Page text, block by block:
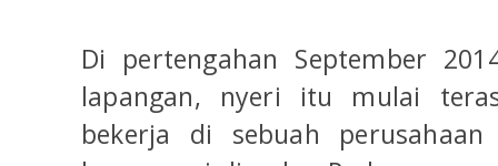
Di pertengahan September
lapangan, nyeri itu mulai
bekerja di sebuah